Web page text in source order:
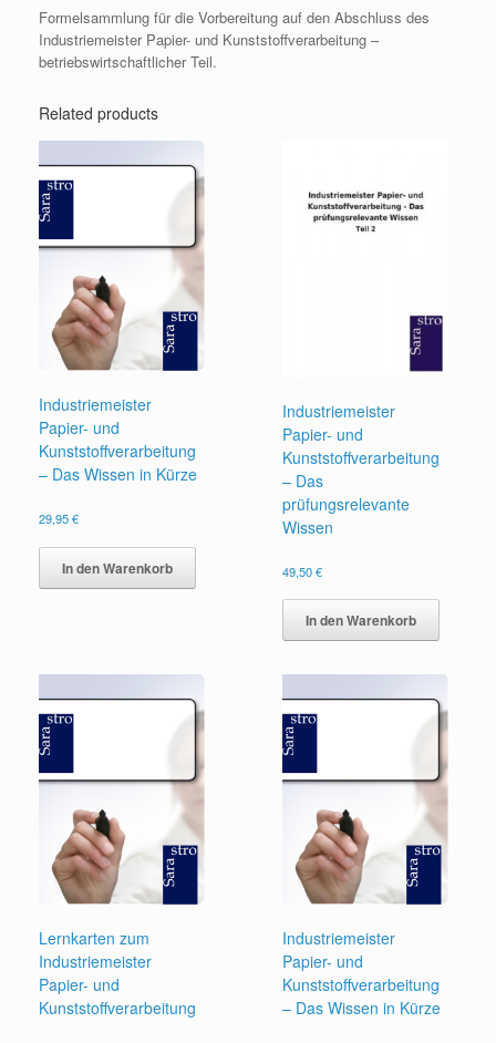
Formelsammlung für die Vorbereitung auf den Abschluss des
Industriemeister Papier- und Kunststoffverarbeitung –
betriebswirtschaftlicher Teil.
Related products
Industriemeister
Papier- und
Kunststoffverarbeitung
– Das Wissen in Kürze
29,95€
In den Warenkorb
Industriemeister
Papier- und
Kunststoffverarbeitung
– Das
prüfungsrelevante
Wissen
49,50€
In den Warenkorb
Lernkarten zum
Industriemeister
Papier- und
Kunststoffverarbeitung
Industriemeister
Papier- und
Kunststoffverarbeitung
– Das Wissen in Kürze